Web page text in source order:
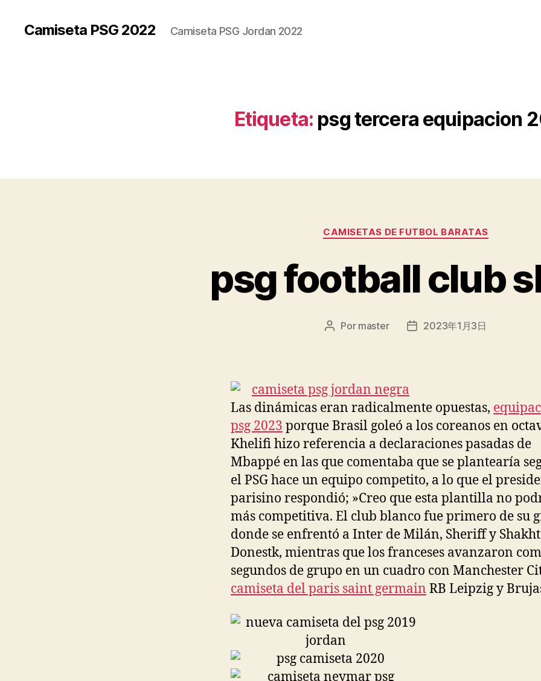
Camiseta PSG 2022 Camiseta PSG Jordan 2022
Etiqueta: psg tercera equipacion
Categorías
CAMISETAS DE FUTBOL BARATAS
psg football club
Autor
Por master
Fecha2023年1月3日
Las dinámicas eran radicalmente opuestas,
psg 2023 porque Brasil goleó a los coreanos en
Khelifi hizo referencia a declaraciones pasadas de
Mbappé en las que comentaba que se plantearía
el PSG hace un equipo competito, a lo que el
parisino respondió; »Creo que esta plantilla no
más competitiva. El club blanco fue primero de su
donde se enfrentó a Inter de Milán, Sheriff y
Donestk, mientras que los franceses avanzaron
segundos de grupo en un cuadro con Manchester
camiseta del paris saint germain RB Leipzig y